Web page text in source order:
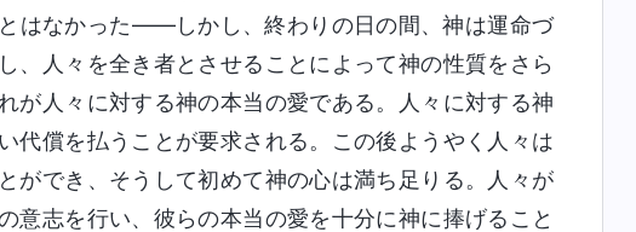
はなかった――しかし、終わりの日の間、神は運命づ
、人々を全き者とさせることによって神の性質をさら
が人々に対する神の本当の愛である。人々に対する神
代償を払うことが要求される。この後ようやく人々は
ができ、そうして初めて神の心は満ち足りる。人々が
意志を行い、彼らの本当の愛を十分に神に捧げること